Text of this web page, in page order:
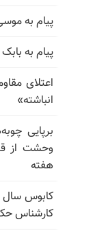
پیام به
پیام به بابک
اعتلای
انباشته»
برپایی
هفته
کارشناس